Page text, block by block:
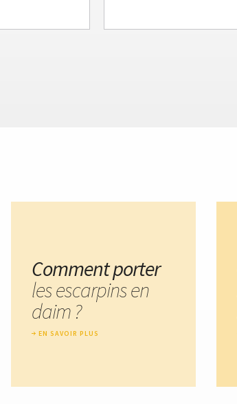
Comment porter
les escarpins en
daim ?
EN SAVOIR PLUS